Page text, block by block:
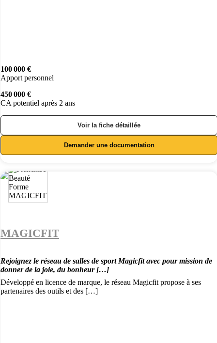
100 000 €
Apport personnel
450 000 €
CA potentiel après 2 ans
Voir la fiche détaillée
Demander une documentation
MAGICFIT
Rejoignez le réseau de salles de sport Magicfit avec pour mission de
donner de la joie, du bonheur […]
Développé en licence de marque, le réseau Magicfit propose à ses
partenaires des outils et des […]